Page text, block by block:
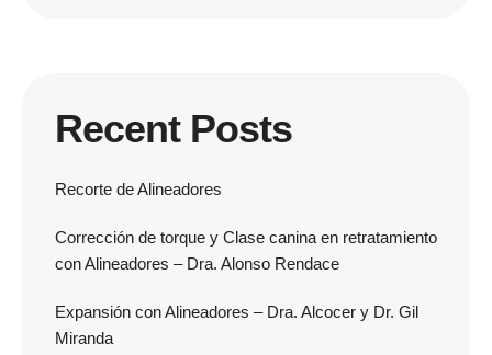
Recent Posts
Recorte de Alineadores
Corrección de torque y Clase canina en retratamiento
con Alineadores – Dra. Alonso Rendace
Expansión con Alineadores – Dra. Alcocer y Dr. Gil
Miranda